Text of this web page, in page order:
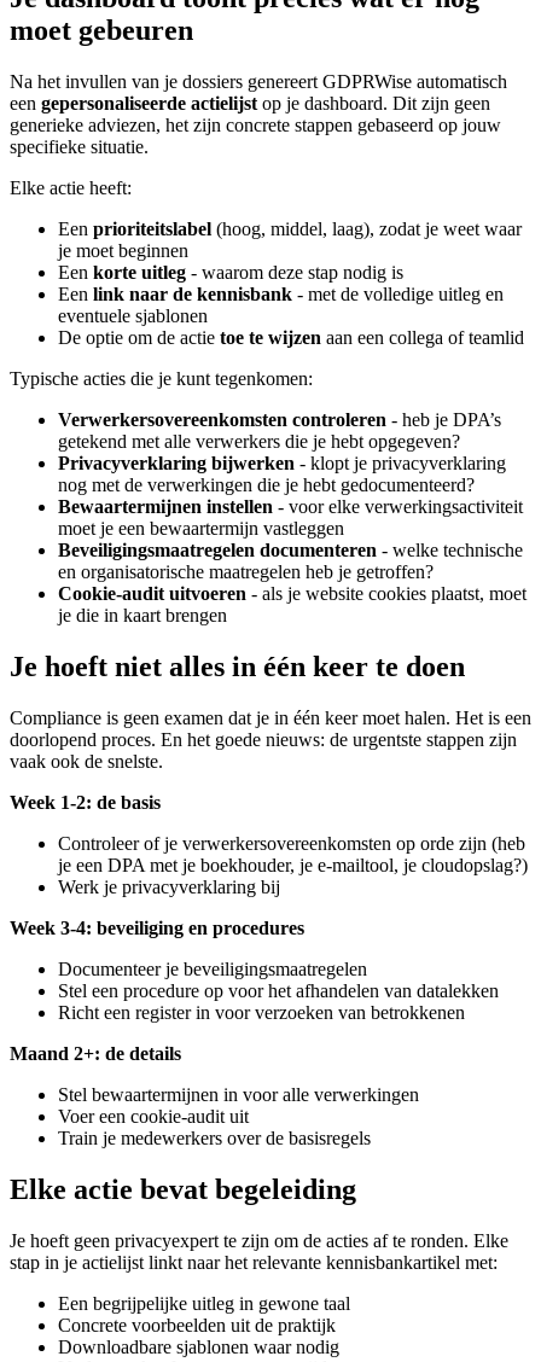
moet gebeuren
Na het invullen van je dossiers genereert GDPRWise automatisch
een gepersonaliseerde actielijst op je dashboard. Dit zijn geen
generieke adviezen, het zijn concrete stappen gebaseerd op jouw
specifieke situatie.
Elke actie heeft:
Een prioriteitslabel (hoog, middel, laag), zodat je weet waar
je moet beginnen
Een korte uitleg - waarom deze stap nodig is
Een link naar de kennisbank - met de volledige uitleg en
eventuele sjablonen
De optie om de actie toe te wijzen aan een collega of teamlid
Typische acties die je kunt tegenkomen:
Verwerkersovereenkomsten controleren - heb je DPA’s
getekend met alle verwerkers die je hebt opgegeven?
Privacyverklaring bijwerken - klopt je privacyverklaring
nog met de verwerkingen die je hebt gedocumenteerd?
Bewaartermijnen instellen - voor elke verwerkingsactiviteit
moet je een bewaartermijn vastleggen
Beveiligingsmaatregelen documenteren - welke technische
en organisatorische maatregelen heb je getroffen?
Cookie-audit uitvoeren - als je website cookies plaatst, moet
je die in kaart brengen
Je hoeft niet alles in één keer te doen
Compliance is geen examen dat je in één keer moet halen. Het is een
doorlopend proces. En het goede nieuws: de urgentste stappen zijn
vaak ook de snelste.
Week 1-2: de basis
Controleer of je verwerkersovereenkomsten op orde zijn (heb
je een DPA met je boekhouder, je e-mailtool, je cloudopslag?)
Werk je privacyverklaring bij
Week 3-4: beveiliging en procedures
Documenteer je beveiligingsmaatregelen
Stel een procedure op voor het afhandelen van datalekken
Richt een register in voor verzoeken van betrokkenen
Maand 2+: de details
Stel bewaartermijnen in voor alle verwerkingen
Voer een cookie-audit uit
Train je medewerkers over de basisregels
Elke actie bevat begeleiding
Je hoeft geen privacyexpert te zijn om de acties af te ronden. Elke
stap in je actielijst linkt naar het relevante kennisbankartikel met:
Een begrijpelijke uitleg in gewone taal
Concrete voorbeelden uit de praktijk
Downloadbare sjablonen waar nodig